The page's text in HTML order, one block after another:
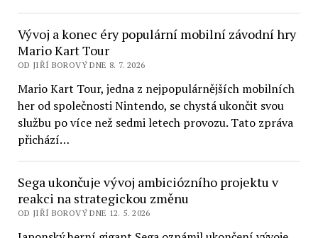
Vývoj a konec éry populární mobilní závodní hry
Mario Kart Tour
OD JIŘÍ BOROVÝ DNE 8. 7. 2026
Mario Kart Tour, jedna z nejpopulárnějších mobilních
her od společnosti Nintendo, se chystá ukončit svou
službu po více než sedmi letech provozu. Tato zpráva
přichází…
Sega ukončuje vývoj ambiciózního projektu v
reakci na strategickou změnu
OD JIŘÍ BOROVÝ DNE 12. 5. 2026